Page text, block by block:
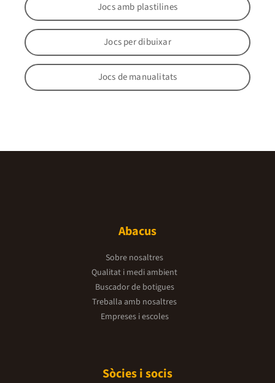
Jocs amb plastilines
Jocs per dibuixar
Jocs de manualitats
Abacus
Sobre nosaltres
Qualitat i medi ambient
Buscador de botigues
Treballa amb nosaltres
Empreses i escoles
Sòcies i socis